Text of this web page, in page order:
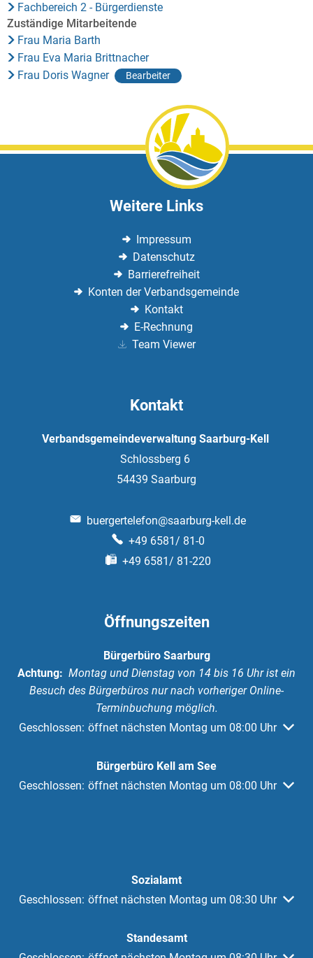
Fachbereich 2 - Bürgerdienste
Zuständige Mitarbeitende
Frau Maria Barth
Frau Eva Maria Brittnacher
Frau Doris Wagner
Bearbeiter
Weitere Links
Impressum
Datenschutz
Barrierefreiheit
Konten der Verbandsgemeinde
Kontakt
E-Rechnung
Team Viewer
Kontakt
Verbandsgemeindeverwaltung Saarburg-Kell
Schlossberg 6
54439 Saarburg
buergertelefon@saarburg-kell.de
+49 6581/ 81-0
+49 6581/ 81-220
Öffnungszeiten
Bürgerbüro Saarburg
Achtung: Montag und Dienstag von 14 bis 16 Uhr ist ein
Besuch des Bürgerbüros nur nach vorheriger Online-
Terminbuchung möglich.
Klicken, um weitere Öffnungs- oder Schließzeiten
Geschlossen: öffnet nächsten Montag um 08:00 Uhr
Bürgerbüro Kell am See
Klicken, um weitere Öffnungs- oder Schließzeiten
Geschlossen: öffnet nächsten Montag um 08:00 Uhr
Sozialamt
Klicken, um weitere Öffnungs- oder Schließzeiten
Geschlossen: öffnet nächsten Montag um 08:30 Uhr
Standesamt